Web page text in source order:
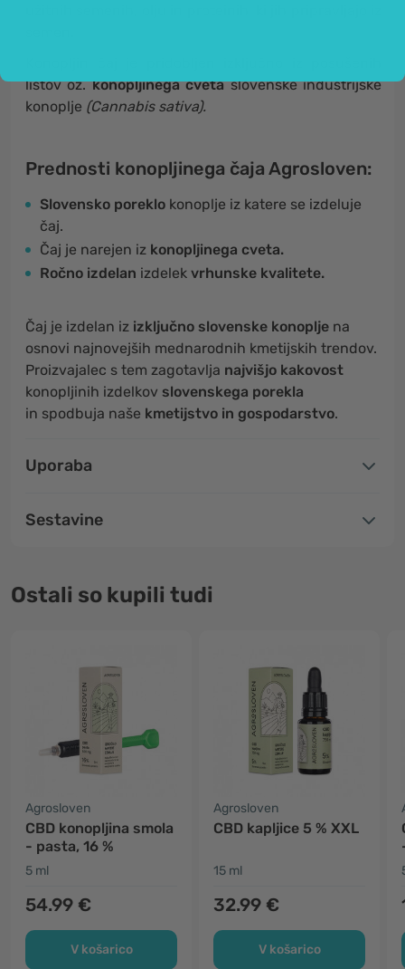
listov oz.konopljinega cvetaslovenske industrijske
konoplje (Cannabis sativa).
Prednosti konopljinega čaja Agrosloven:
Slovensko poreklo konoplje iz katere se izdeluje
čaj.
Čaj je narejen iz konopljinega cveta.
Ročno izdelan izdelek vrhunske kvalitete.
Čaj je izdelan iz izključno slovenske konoplje na
osnovi najnovejših mednarodnih kmetijskih trendov.
Proizvajalec s tem zagotavlja najvišjo kakovost
konopljinih izdelkov slovenskega porekla
in spodbuja naše kmetijstvo in gospodarstvo.
Uporaba
Sestavine
Ostali so kupili tudi
Agrosloven
CBD konopljina smola
- pasta, 16 %
5 ml
54.99 €
V košarico
Agrosloven
CBD kapljice 5 % XXL
15 ml
32.99 €
V košarico